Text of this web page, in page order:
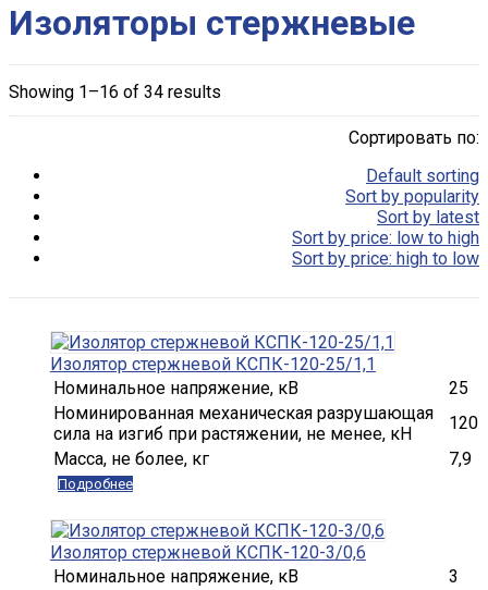
Изоляторы стержневые
Showing 1–16 of 34 results
Сортировать по:
Default sorting
Sort by popularity
Sort by latest
Sort by price: low to high
Sort by price: high to low
Изолятор стержневой КСПК-120-25/1,1
Номинальное напряжение, кВ
25
Номинированная механическая разрушающая
сила на изгиб при растяжении, не менее, кН
120
Масса, не более, кг
7,9
Подробнее
Изолятор стержневой КСПК-120-3/0,6
Номинальное напряжение, кВ
3